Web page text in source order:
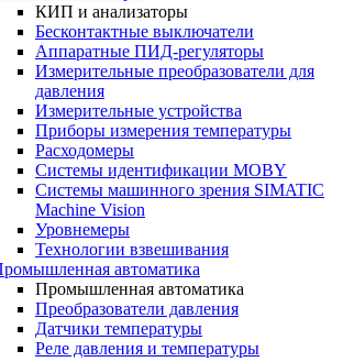
КИП и анализаторы
Бесконтактные выключатели
Аппаратные ПИД-регуляторы
Измерительные преобразователи для
давления
Измерительные устройства
Приборы измерения температуры
Расходомеры
Системы идентификации MOBY
Системы машинного зрения SIMATIC
Machine Vision
Уровнемеры
Технологии взвешивания
автоматика
Промышленная автоматика
Преобразователи давления
Датчики температуры
Реле давления и температуры